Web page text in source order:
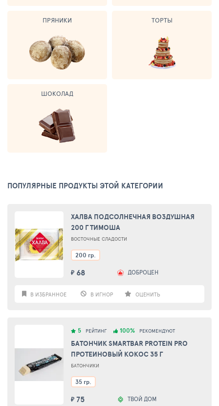
ПРЯНИКИ ТОРТЫ
ШОКОЛАД
ПОПУЛЯРНЫЕ ПРОДУКТЫ ЭТОЙ КАТЕГОРИИ
ХАЛВА ПОДСОЛНЕЧНАЯ ВОЗДУШНАЯ
200 Г ТИМОША
ВОСТОЧНЫЕ СЛАДОСТИ
200 гр.
₽ 68 ДОБРОЦЕН
В ИЗБРАННОЕ В ИГНОР ОЦЕНИТЬ
5 РЕЙТИНГ 100% РЕКОМЕНДУЮТ
БАТОНЧИК SMARTBAR PROTEIN PRO
ПРОТЕИНОВЫЙ КОКОС 35 Г
БАТОНЧИКИ
35 гр.
₽ 75 ТВОЙ ДОМ